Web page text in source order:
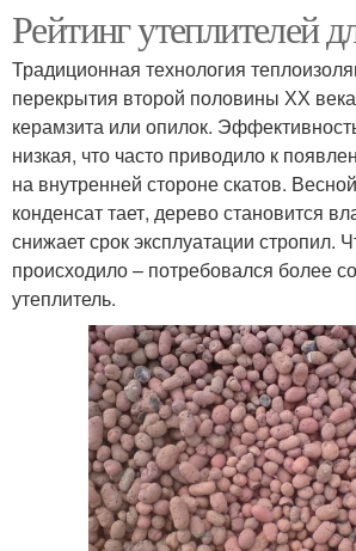
Рейтинг утеплителей
Традиционная технология
перекрытия второй половины ХХ
керамзита или опилок.
низкая, что часто приводило к
на внутренней стороне скатов.
конденсат тает, дерево становится
снижает срок эксплуатации стропил.
происходило – потребовался более
утеплитель.